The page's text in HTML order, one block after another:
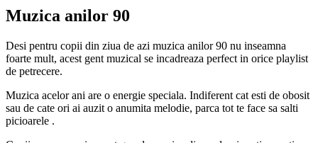
Muzica anilor 90
Desi pentru copii din ziua de azi muzica anilor 90 nu inseamna
foarte mult, acest gent muzical se incadreaza perfect in orice playlist
de petrecere.
Muzica acelor ani are o energie speciala. Indiferent cat esti de obosit
sau de cate ori ai auzit o anumita melodie, parca tot te face sa salti
picioarele .